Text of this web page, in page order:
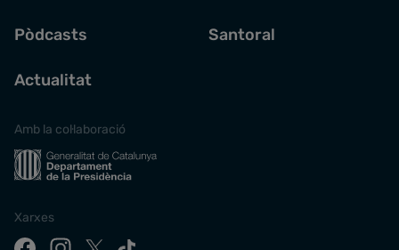
Pòdcasts
Actualitat
Santoral
Amb la col·laboració
Xarxes